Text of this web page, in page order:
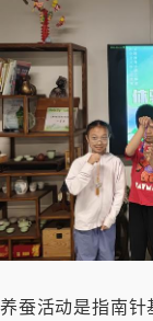
养蚕活动是指南针